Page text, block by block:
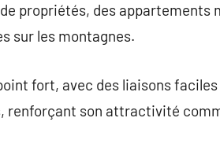
propriétés, des appartements
sur les montagnes.
fort, avec des liaisons
renforçant son attractivité